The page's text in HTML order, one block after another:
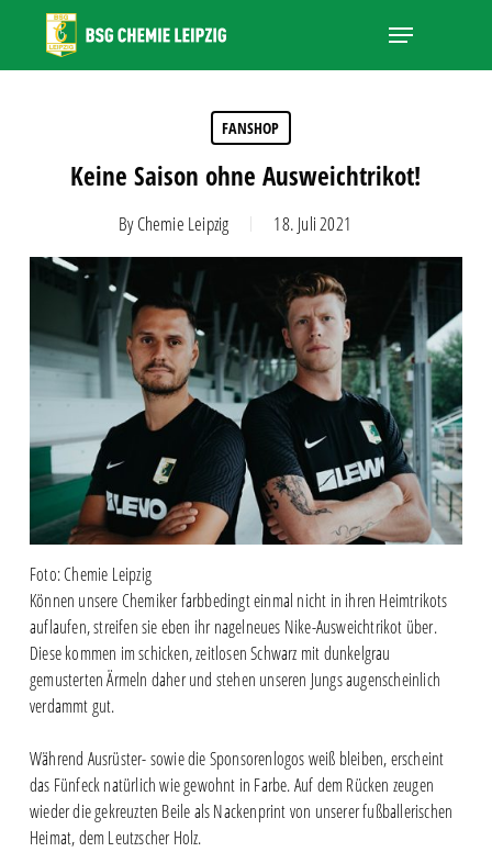
main
Menu
FANSHOP
Keine Saison ohne Ausweichtrikot!
By Chemie Leipzig 18. Juli 2021
Foto: Chemie Leipzig
Können unsere Chemiker farbbedingt einmal nicht in ihren Heimtrikots
auflaufen, streifen sie eben ihr nagelneues Nike-Ausweichtrikot über.
Diese kommen im schicken, zeitlosen Schwarz mit dunkelgrau
gemusterten Ärmeln daher und stehen unseren Jungs augenscheinlich
verdammt gut.
Während Ausrüster- sowie die Sponsorenlogos weiß bleiben, erscheint
das Fünfeck natürlich wie gewohnt in Farbe. Auf dem Rücken zeugen
wieder die gekreuzten Beile als Nackenprint von unserer fußballerischen
Heimat, dem Leutzscher Holz.
Close